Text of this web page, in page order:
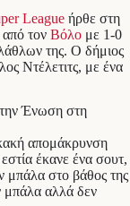
League ήρθε στη
τον Βόλο με 1-0
της. Ο δήμιος
Ντέλετιτς, με ένα
απομάκρυνση
έκανε ένα σουτ,
μπάλα στο βάθος της
μπάλα αλλά δεν